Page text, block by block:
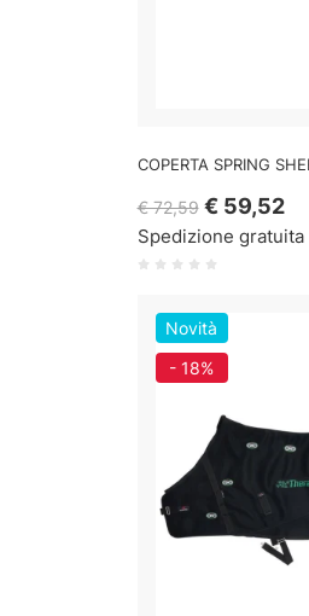
COPERTA SPRING
€ 72,59 € 59,52
Spedizione gratuita
Novità
- 18%